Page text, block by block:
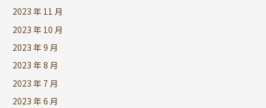
2023 年 11 月
2023 年 10 月
2023 年 9 月
2023 年 8 月
2023 年 7 月
2023 年 6 月